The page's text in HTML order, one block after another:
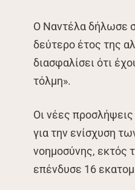
Ο Ναντέλα δήλωσε
δεύτερο έτος της
διασφαλίσει ότι
τόλμη».
Οι νέες
για την ενίσχυση
νοημοσύνης, εκτός
επένδυσε 16